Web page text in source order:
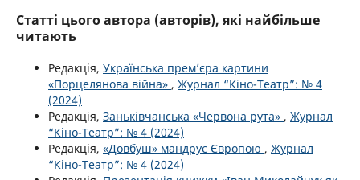
Статті цього автора (авторів), які найбільше
читають
Редакція, Українська прем’єра картини
«Порцелянова війна» , Журнал “Кіно-Театр”: № 4
(2024)
Редакція, Заньківчанська «Червона рута» , Журнал
“Кіно-Театр”: № 4 (2024)
Редакція, «Довбуш» мандрує Європою , Журнал
“Кіно-Театр”: № 4 (2024)